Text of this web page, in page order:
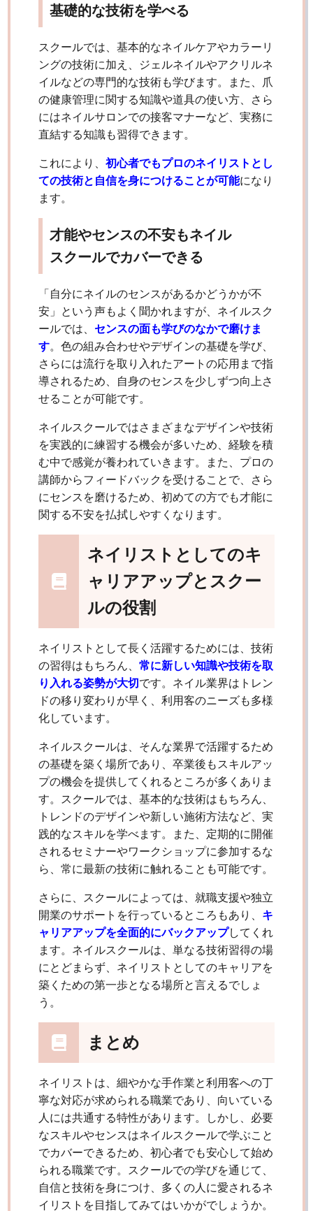
基礎的な技術を学べる
スクールでは、基本的なネイルケアやカラーリ
ングの技術に加え、ジェルネイルやアクリルネ
イルなどの専門的な技術も学びます。また、爪
の健康管理に関する知識や道具の使い方、さら
にはネイルサロンでの接客マナーなど、実務に
直結する知識も習得できます。
これにより、初心者でもプロのネイリストとし
ての技術と自信を身につけることが可能になり
ます。
才能やセンスの不安もネイル
スクールでカバーできる
「自分にネイルのセンスがあるかどうかが不
安」という声もよく聞かれますが、ネイルスク
ールでは、 センスの面も学びのなかで磨けま
す。色の組み合わせやデザインの基礎を学び、
さらには流行を取り入れたアートの応用まで指
導されるため、自身のセンスを少しずつ向上さ
せることが可能です。
ネイルスクールではさまざまなデザインや技術
を実践的に練習する機会が多いため、経験を積
む中で感覚が養われていきます。また、プロの
講師からフィードバックを受けることで、さら
にセンスを磨けるため、初めての方でも才能に
関する不安を払拭しやすくなります。
ネイリストとしてのキ
ャリアアップとスクー
ルの役割
ネイリストとして長く活躍するためには、技術
の習得はもちろん、常に新しい知識や技術を取
り入れる姿勢が大切です。ネイル業界はトレン
ドの移り変わりが早く、利用客のニーズも多様
化しています。
ネイルスクールは、そんな業界で活躍するため
の基礎を築く場所であり、卒業後もスキルアッ
プの機会を提供してくれるところが多くありま
す。スクールでは、基本的な技術はもちろん、
トレンドのデザインや新しい施術方法など、実
践的なスキルを学べます。また、定期的に開催
されるセミナーやワークショップに参加するな
ら、常に最新の技術に触れることも可能です。
さらに、スクールによっては、就職支援や独立
開業のサポートを行っているところもあり、 キ
ャリアアップを全面的にバックアップしてくれ
ます。ネイルスクールは、単なる技術習得の場
にとどまらず、ネイリストとしてのキャリアを
築くための第一歩となる場所と言えるでしょ
う。
まとめ
ネイリストは、細やかな手作業と利用客への丁
寧な対応が求められる職業であり、向いている
人には共通する特性があります。しかし、必要
なスキルやセンスはネイルスクールで学ぶこと
でカバーできるため、初心者でも安心して始め
られる職業です。スクールでの学びを通じて、
自信と技術を身につけ、多くの人に愛されるネ
イリストを目指してみてはいかがでしょうか。